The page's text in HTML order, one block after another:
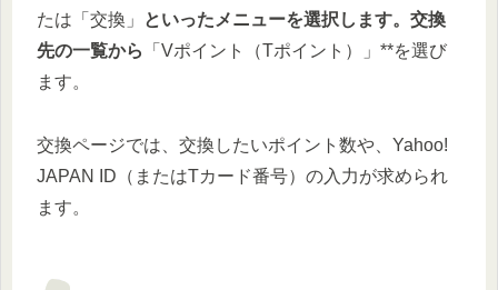
たは「交換」
といったメニューを選択します。交換
先の一覧から
「Vポイント（Tポイント）」**を選び
ます。
交換ページでは、交換したいポイント数や、Yahoo!
JAPAN ID（またはTカード番号）の入力が求められ
ます。